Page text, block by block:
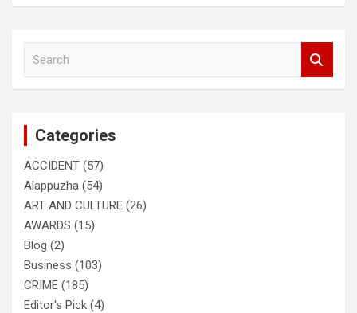
Categories
ACCIDENT (57)
Alappuzha (54)
ART AND CULTURE (26)
AWARDS (15)
Blog (2)
Business (103)
CRIME (185)
Editor's Pick (4)